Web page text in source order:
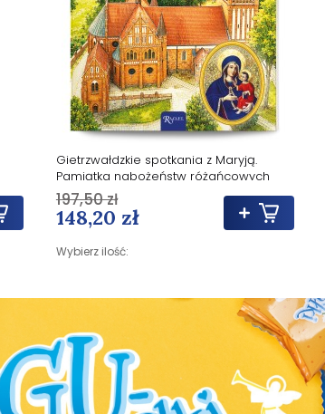
Gietrzwałdzkie spotkania z Maryją.
Pamiątka nabożeństw różańcowych
148,20 zł
Wybierz ilość:
197,50 zł